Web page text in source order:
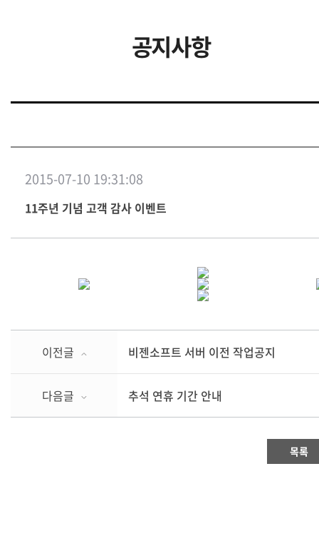
공지사항
2015-07-10 19:31:08
11주년 기념 고객 감사 이벤트
이전글 비젠소프트 서버 이전 작업공지
다음글 추석 연휴 기간 안내
목록